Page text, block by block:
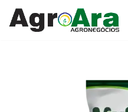
Pular